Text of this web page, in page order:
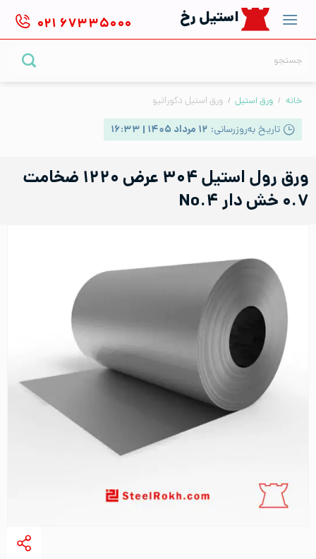
content
استیل رخ ۰۲۱ ۶۷۳۳۵۰۰۰
خانه / ورق استیل / ورق استیل دکوراتیو
تاریخ به‌روزرسانی: ۱۲ مرداد ۱۴۰۵ | ۱۶:۳۳
ورق رول استیل ۳۰۴ عرض ۱۲۲۰ ضخامت
۰.۷ خش دار No.۴